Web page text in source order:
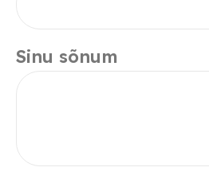
Sinu sõnum